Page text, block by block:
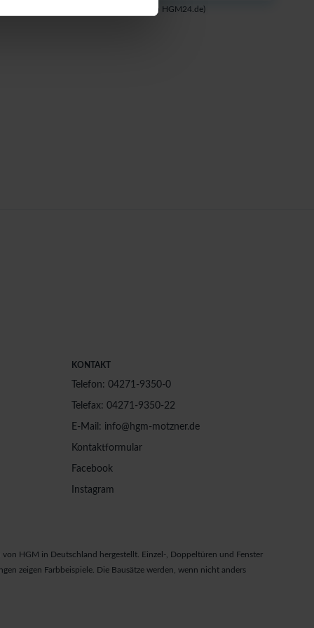
(in unserem Online-Shop HGM24.de)
KONTAKT
Telefon: 04271-9350-0
Telefax: 04271-9350-22
E-Mail: info@hgm-motzner.de
Kontaktformular
Facebook
Instagram
HGM in Deutschland hergestellt. Einzel-, Doppeltüren und Fenster
zeigen Farbbeispiele. Die Bausätze werden, wenn nicht anders